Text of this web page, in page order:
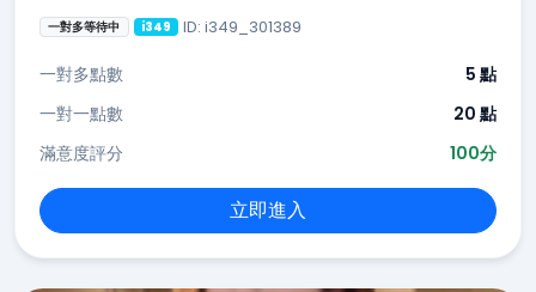
一對多等待中 i349 ID: i349_301389
一對多點數
5 點
一對一點數
20 點
滿意度評分
100分
立即進入